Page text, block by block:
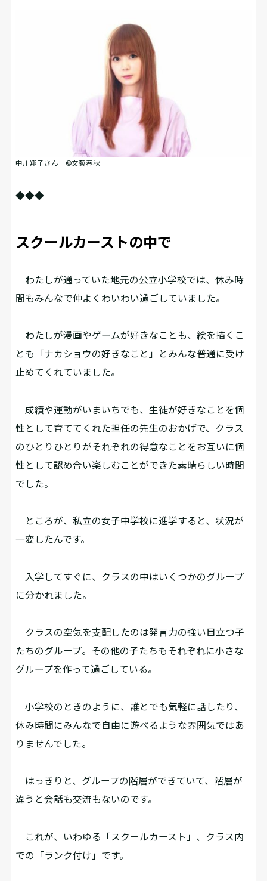
中川翔子さん ©文藝春秋
◆◆◆
スクールカーストの中で
わたしが通っていた地元の公立小学校では、休み時
間もみんなで仲よくわいわい過ごしていました。
わたしが漫画やゲームが好きなことも、絵を描くこ
とも「ナカショウの好きなこと」とみんな普通に受け
止めてくれていました。
成績や運動がいまいちでも、生徒が好きなことを個
性として育ててくれた担任の先生のおかげで、クラス
のひとりひとりがそれぞれの得意なことをお互いに個
性として認め合い楽しむことができた素晴らしい時間
でした。
ところが、私立の女子中学校に進学すると、状況が
一変したんです。
入学してすぐに、クラスの中はいくつかのグループ
に分かれました。
クラスの空気を支配したのは発言力の強い目立つ子
たちのグループ。その他の子たちもそれぞれに小さな
グループを作って過ごしている。
小学校のときのように、誰とでも気軽に話したり、
休み時間にみんなで自由に遊べるような雰囲気ではあ
りませんでした。
はっきりと、グループの階層ができていて、階層が
違うと会話も交流もないのです。
これが、いわゆる「スクールカースト」、クラス内
での「ランク付け」です。